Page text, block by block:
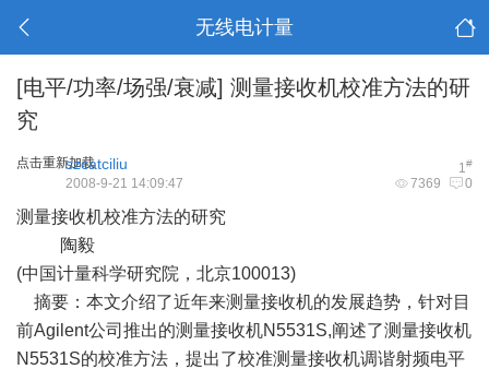
无线电计量
[电平/功率/场强/衰减] 测量接收机校准方法的研
究
点击重新加载 1#
szcatciliu
7369 0
2008-9-21 14:09:47
测量接收机校准方法的研究
陶毅
(中国计量科学研究院，北京100013)
摘要：本文介绍了近年来测量接收机的发展趋势，针对目
前Agilent公司推出的测量接收机N5531S,阐述了测量接收机
N5531S的校准方法，提出了校准测量接收机调谐射频电平